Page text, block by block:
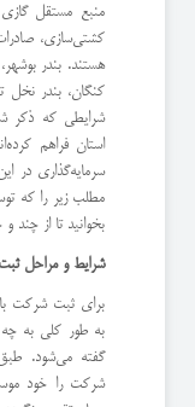
منبع مستقل گازی
کشتی‌سازی،
هستند. بندر بوشهر،
کنگان، بندر نخل
شرایطی که ذکر
استان فراهم
سرمایه‌گذاری در
مطلب زیر را که
بخوانید تا از چند
شرایط و مراحل
برای ثبت شرکت با
به طور کلی به
گفته می‌شود.
شرکت را خود